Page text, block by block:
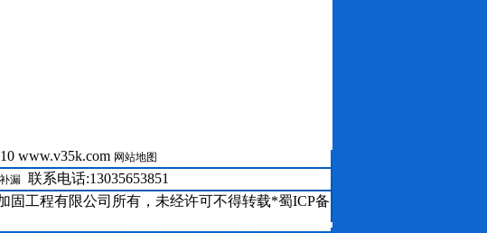
加固工程乳胶漆使用方法
漏高分子抗裂防渗材料
水新式聚合物水泥基防水材料
www.v35k.com 网站地图
漏 联系电话:13035653851
工程有限公司所有，未经许可不得转载*蜀ICP备